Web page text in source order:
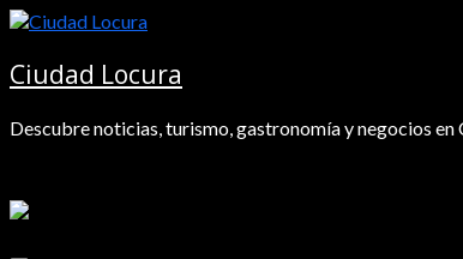
Saltar
contenido
Ciudad Locura
Descubre noticias, turismo, gastronomía y negocios